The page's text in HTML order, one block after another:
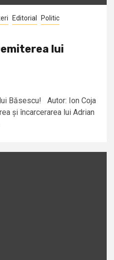
Editorial
Politic
lui
Băsescu! Autor: Ion Coja
și încarcerarea lui Adrian